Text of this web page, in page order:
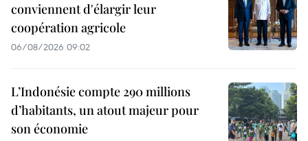
conviennent d'élargir leur
coopération agricole
06/08/2026 09:02
L’Indonésie compte 290 millions
d’habitants, un atout majeur pour
son économie